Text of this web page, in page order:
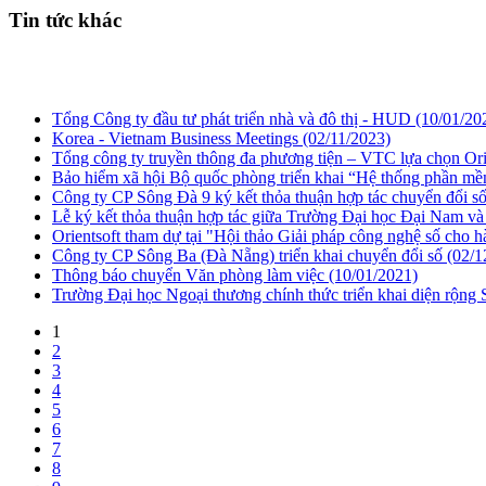
Tin tức khác
Tổng Công ty đầu tư phát triển nhà và đô thị - HUD (10/01/
Korea - Vietnam Business Meetings (02/11/2023)
Tổng công ty truyền thông đa phương tiện – VTC lựa chọn
Bảo hiểm xã hội Bộ quốc phòng triển khai “Hệ thống phần
Công ty CP Sông Đà 9 ký kết thỏa thuận hợp tác chuyển đổi số
Lễ ký kết thỏa thuận hợp tác giữa Trường Đại học Đại Nam
Orientsoft tham dự tại "Hội thảo Giải pháp công nghệ số cho
Công ty CP Sông Ba (Đà Nẵng) triển khai chuyển đổi số (02/
Thông báo chuyển Văn phòng làm việc (10/01/2021)
Trường Đại học Ngoại thương chính thức triển khai diện rộng
1
2
3
4
5
6
7
8